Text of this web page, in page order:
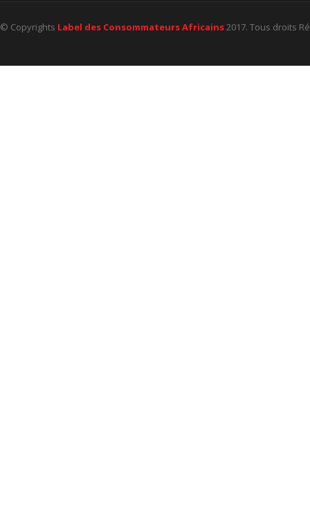
© Copyrights Label des Consommateurs Africains2017. Tous droits